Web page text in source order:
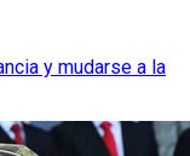
y mudarse a la